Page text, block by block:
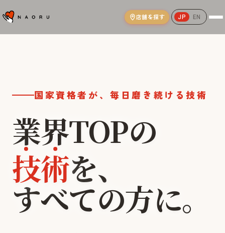
店舗を探す JP EN
本気
国家資格者が、毎日磨き続ける技術
業界TOPの
技術を、
すべての方に。
世界